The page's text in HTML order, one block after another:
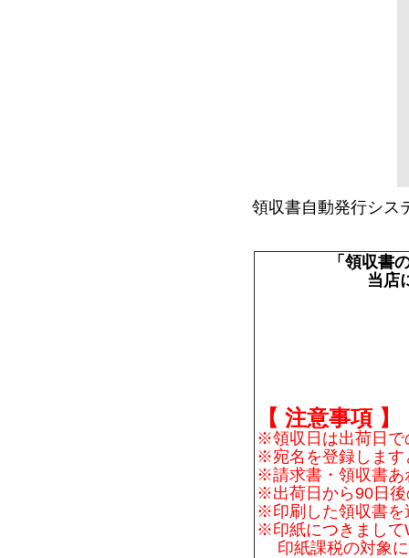
領収書自動発行シス
「領収書
当店
【 注意事項 】
※領収日は出荷日で
※宛名を登録します
※請求書・領収書あ
※出荷日から90日後
※印刷した領収書を
※印紙につきまして
印紙課税の対象に